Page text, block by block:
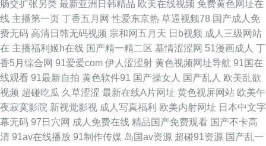
在免费看 91黑丝大c 成人91污片免费 欧美伊人在线精品 91国内精品视频 国
产精品18 飘花影院在线 91n处女在线草 A天堂亚洲 91精品色 福利视频网站
欧美淫色网 91深夜福利网站 91日韩入口 91大香蕉 91操在线观看 91干看片
逼爽爽淫绳子 日韩A级不卡 91精彩对白在线观看 超碰97 国产亚洲成人精品
国产中字三区四区 俺去啦官网一区 91国产网址 无码精品播放 欧美日免费视
肠交扩张另类 最新亚洲日韩精品 欧美在线视频 免费黄色网址在
线 主播第一页 丁香五月网 性爱东京热 草逼视频78 国产成人免
费无码 高清日韩无码视频 宗和网五月天 日b视频 成人三级网站
在 主播福利姬h在线 国产精一精二区 基情涩涩网 51漫画成人 丁
香5月综合网 91爱爱com 伊人涩涩射 黄色视频网址导航 91国在
线观看 91最新自拍 黄色软件91 国产操女人 国产乱人 欧美乱欲
视频 超碰吃瓜 久草涩涩 最新在线A片网址 黄色视屏网站 欧美午
夜寂寞影院 新视觉影视 成人写真福利 欧美内射网址 日本中文字
幕无码 97日穴网 成人免费在线 精品国产免费观看 国产不卡高
清 91av在线播放 91制作传媒 岛国av资源 超碰91资源 国产乱一